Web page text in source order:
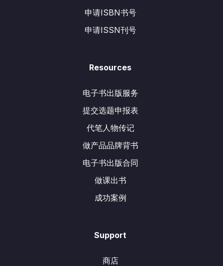
申请ISBN书号
申请ISSN刊号
Resources
电子书出版服务
提交选题申报表
代笔人物传记
做产品品牌背书
电子书出版合同
做课出书
成功案例
Support
商店